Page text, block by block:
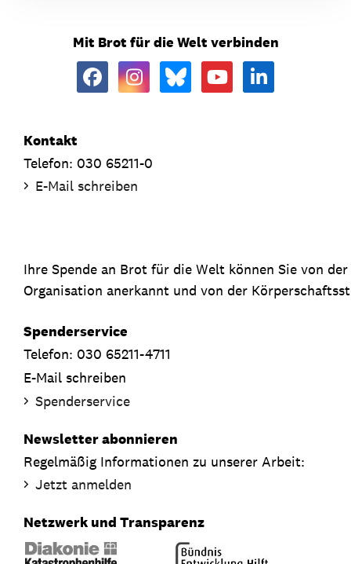
Mit Brot für die Welt verbinden
Kontakt
Telefon: 030 65211-0
E-Mail schreiben
Ihre Spende an Brot für die Welt können Sie von
Organisation anerkannt und von der
Spenderservice
Telefon: 030 65211-4711
E-Mail schreiben
Spenderservice
Newsletter abonnieren
Regelmäßig Informationen zu unserer Arbeit:
Jetzt anmelden
Netzwerk und Transparenz